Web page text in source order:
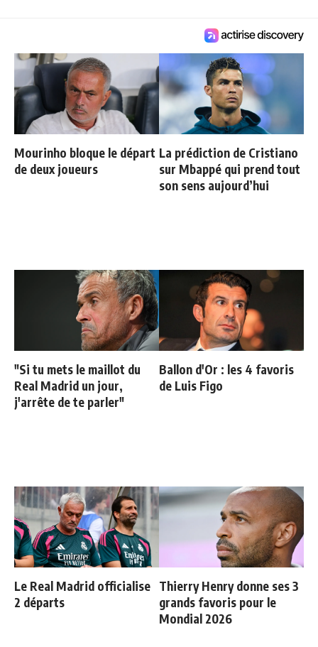
Mourinho bloque le départ
de deux joueurs
La prédiction de Cristiano
sur Mbappé qui prend tout
son sens aujourd’hui
"Si tu mets le maillot du
Real Madrid un jour,
j'arrête de te parler"
Ballon d'Or : les 4 favoris
de Luis Figo
Le Real Madrid officialise
2 départs
Thierry Henry donne ses 3
grands favoris pour le
Mondial 2026